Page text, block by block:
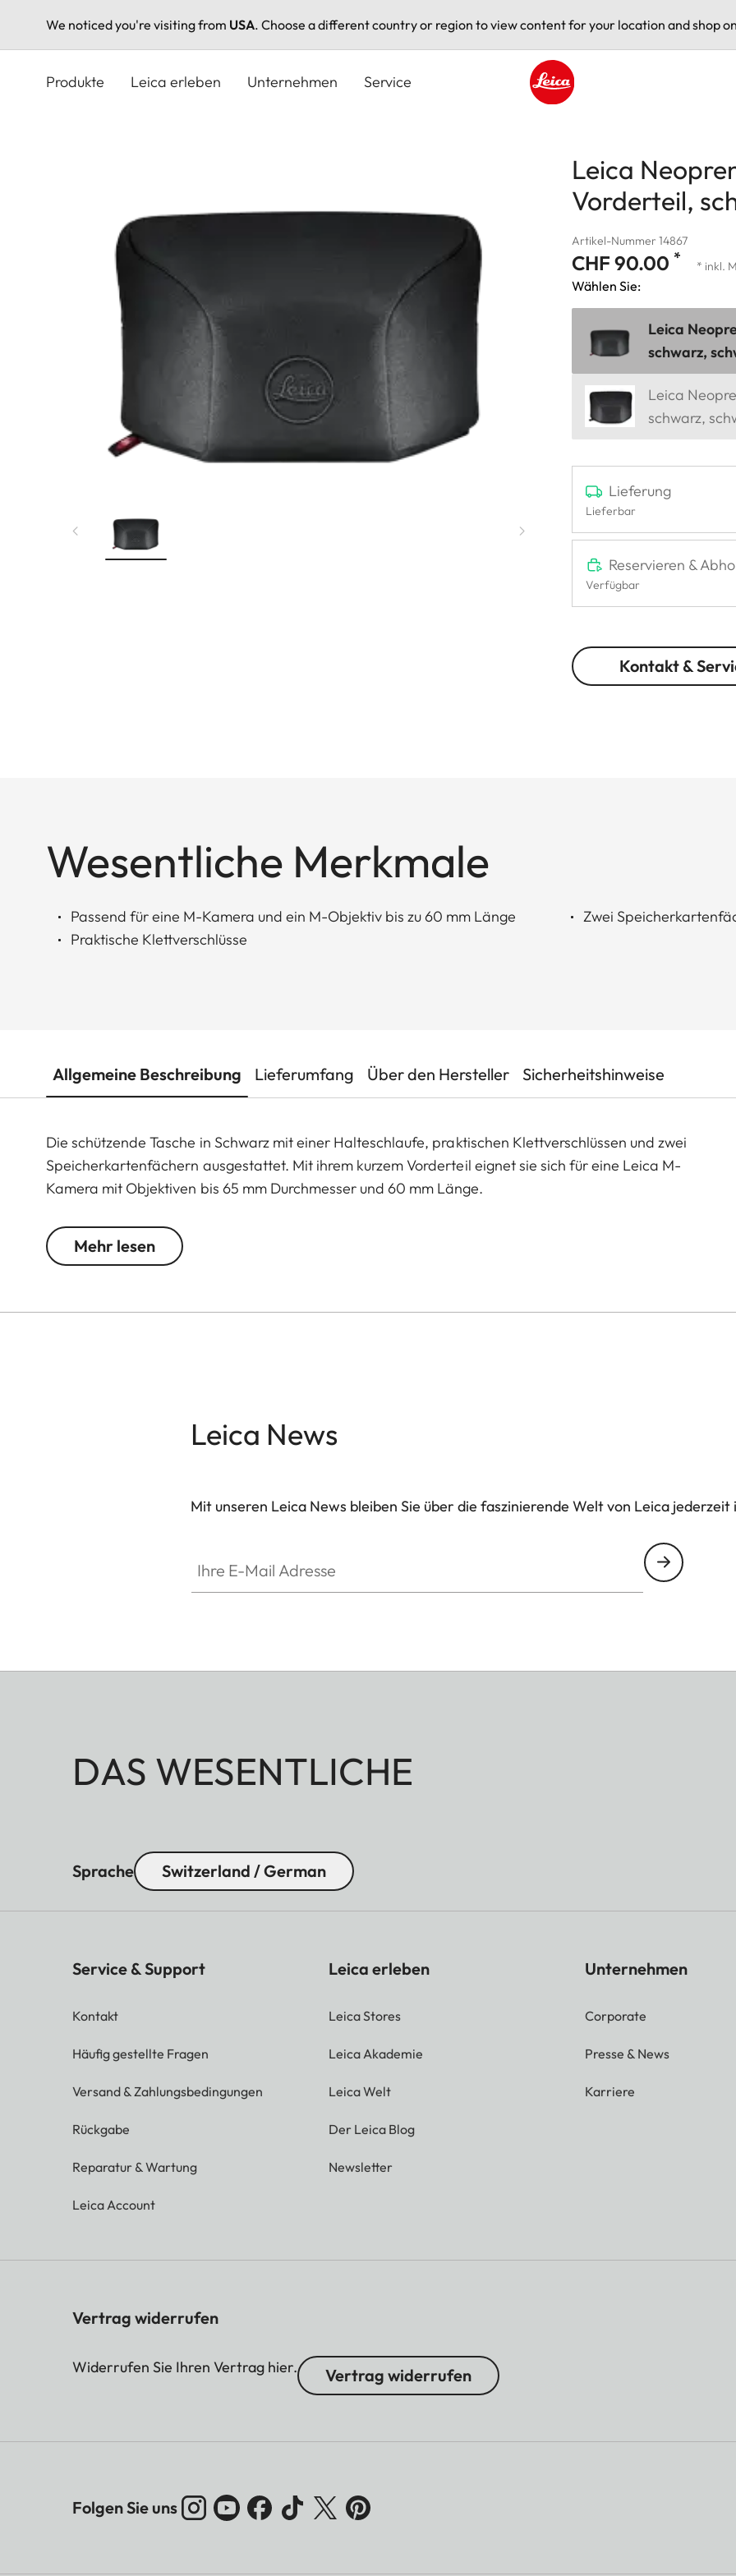
We noticed you're visiting from USA. Choose a different country or region to view content for your location and shop
Produkte Leica erleben Unternehmen Service
Leica
Vorderteil,
Artikel-Nummer 14867
CHF 90.00 * * inkl.
Wählen Sie:
Leica
schwarz,
Leica
schwarz,
Lieferung
Lieferbar
Reservieren &
Verfügbar
Kontakt &
Wesentliche Merkmale
Passend für eine M-Kamera und ein M-Objektiv bis zu 60 mm Länge
Praktische Klettverschlüsse
Zwei
Allgemeine Beschreibung Lieferumfang Über den Hersteller Sicherheitshinweise
Die schützende Tasche in Schwarz mit einer Halteschlaufe, praktischen Klettverschlüssen und zwei
Speicherkartenfächern ausgestattet. Mit ihrem kurzem Vorderteil eignet sie sich für eine Leica M-
Kamera mit Objektiven bis 65 mm Durchmesser und 60 mm Länge.
Mehr lesen
Leica News
Mit unseren Leica News bleiben Sie über die faszinierende Welt von Leica
DAS WESENTLICHE
Sprache Switzerland / German
Service & Support
Kontakt
Häufig gestellte Fragen
Versand & Zahlungsbedingungen
Rückgabe
Reparatur & Wartung
Leica Account
Leica erleben
Leica Stores
Leica Akademie
Leica Welt
Der Leica Blog
Newsletter
Unternehmen
Corporate
Presse & News
Karriere
Vertrag widerrufen
Widerrufen Sie Ihren Vertrag hier. Vertrag widerrufen
Folgen Sie uns